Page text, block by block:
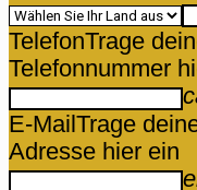
TelefonTrage
Telefonnummer
E-MailTrage
Adresse hier ein